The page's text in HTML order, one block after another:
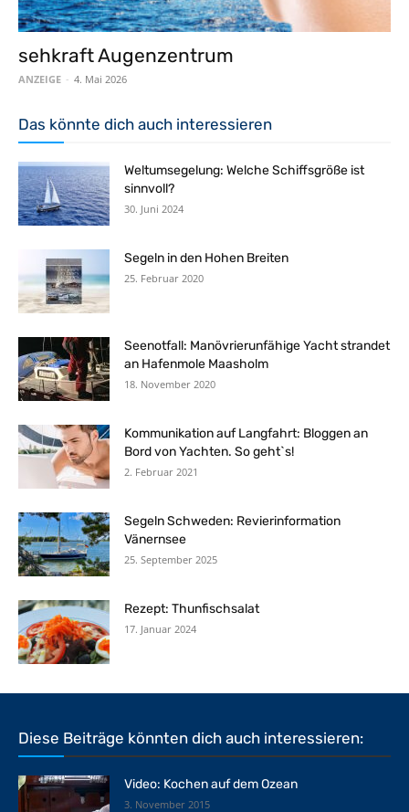
sehkraft Augenzentrum
ANZEIGE - 4. Mai 2026
Das könnte dich auch interessieren
Weltumsegelung: Welche Schiffsgröße ist
sinnvoll?
30. Juni 2024
Segeln in den Hohen Breiten
25. Februar 2020
Seenotfall: Manövrierunfähige Yacht strandet
an Hafenmole Maasholm
18. November 2020
Kommunikation auf Langfahrt: Bloggen an
Bord von Yachten. So geht`s!
2. Februar 2021
Segeln Schweden: Revierinformation
Vänernsee
25. September 2025
Rezept: Thunfischsalat
17. Januar 2024
Diese Beiträge könnten dich auch interessieren:
Video: Kochen auf dem Ozean
3. November 2015